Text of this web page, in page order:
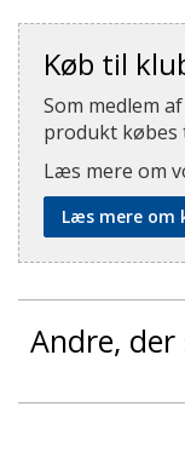
Køb til
Som medlem
produkt købes
Læs mere om
Læs mere om
Andre,